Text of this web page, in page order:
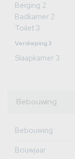
Berging 2
Badkamer 2
Toilet 3
Verdieping 3
Slaapkamer 3
Bebouwing
Bebouwing
Bouwjaar